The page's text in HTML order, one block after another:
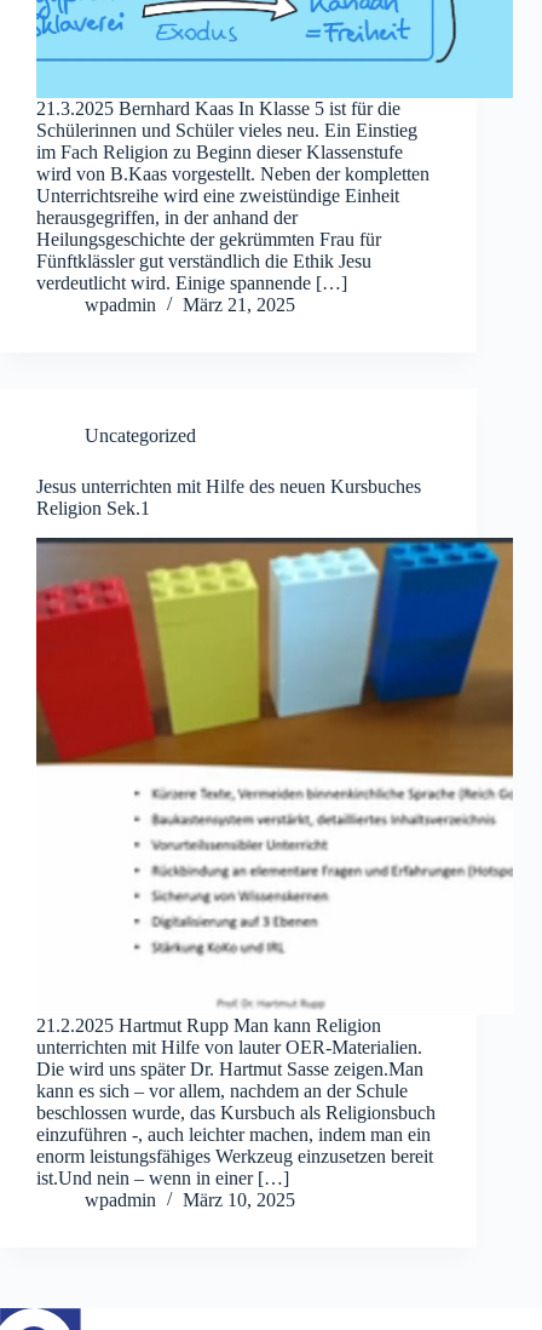
21.3.2025 Bernhard Kaas In Klasse 5 ist für die
Schülerinnen und Schüler vieles neu. Ein Einstieg
im Fach Religion zu Beginn dieser Klassenstufe
wird von B.Kaas vorgestellt. Neben der kompletten
Unterrichtsreihe wird eine zweistündige Einheit
herausgegriffen, in der anhand der
Heilungsgeschichte der gekrümmten Frau für
Fünftklässler gut verständlich die Ethik Jesu
verdeutlicht wird. Einige spannende […]
wpadmin
März 21, 2025
Uncategorized
Jesus unterrichten mit Hilfe des neuen Kursbuches
Religion Sek.1
21.2.2025 Hartmut Rupp Man kann Religion
unterrichten mit Hilfe von lauter OER-Materialien.
Die wird uns später Dr. Hartmut Sasse zeigen.Man
kann es sich – vor allem, nachdem an der Schule
beschlossen wurde, das Kursbuch als Religionsbuch
einzuführen -, auch leichter machen, indem man ein
enorm leistungsfähiges Werkzeug einzusetzen bereit
ist.Und nein – wenn in einer […]
wpadmin
März 10, 2025